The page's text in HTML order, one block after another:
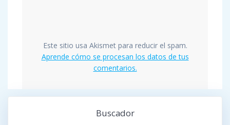
Este sitio usa Akismet para reducir el spam.
Aprende cómo se procesan los datos de tus
comentarios.
Buscador